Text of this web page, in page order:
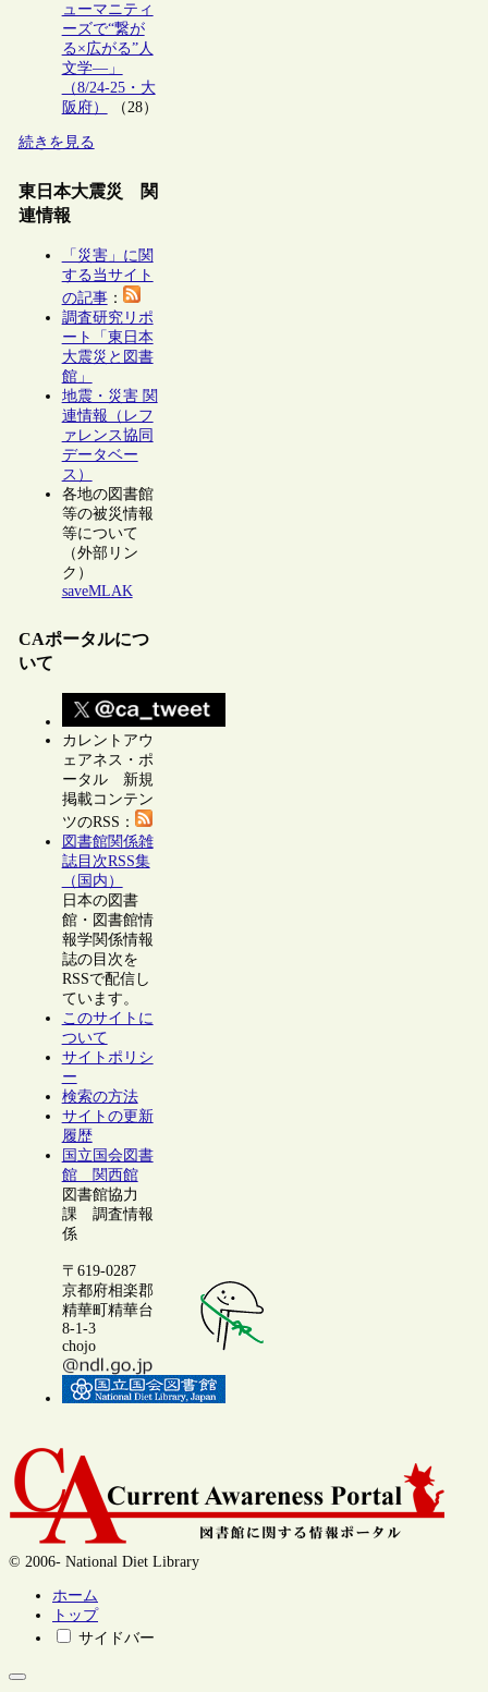
ューマニティ
ーズで“繋が
る×広がる”人
文学―」
（8/24-25・大
阪府）
（28）
続きを見る
東日本大震災 関
連情報
「災害」に関
する当サイト
の記事：
調査研究リポ
ート「東日本
大震災と図書
館」
地震・災害 関
連情報（レフ
ァレンス協同
データベー
ス）
各地の図書館
等の被災情報
等について
（外部リン
ク）
saveMLAK
CAポータルにつ
いて
カレントアウ
ェアネス・ポ
ータル 新規
掲載コンテン
ツのRSS：
図書館関係雑
誌目次RSS集
（国内）
日本の図書
館・図書館情
報学関係情報
誌の目次を
RSSで配信し
ています。
このサイトに
ついて
サイトポリシ
ー
検索の方法
サイトの更新
履歴
国立国会図書
館 関西館
図書館協力
課 調査情報
係
〒619-0287
京都府相楽郡
精華町精華台
8-1-3
chojo
© 2006- National Diet Library
ホーム
トップ
サイドバー